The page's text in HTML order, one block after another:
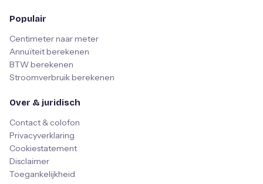
Populair
Centimeter naar meter
Annuïteit berekenen
BTW berekenen
Stroomverbruik berekenen
Over & juridisch
Contact & colofon
Privacyverklaring
Cookiestatement
Disclaimer
Toegankelijkheid